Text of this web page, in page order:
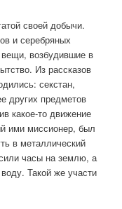
своей добычи.
и серебряных
возбудившие в
Из рассказов
секстан,
других предметов
какое-то движение
ими миссионер, был
в металлический
часы на землю, а
Такой же участи